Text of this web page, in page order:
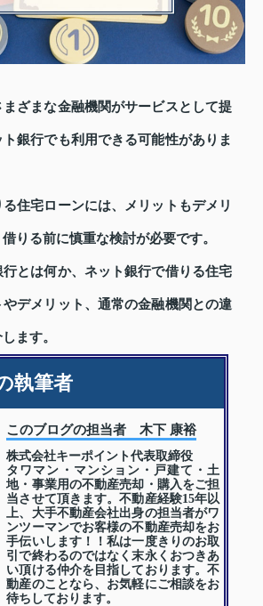
ざまな金融機関がサービスとして提
銀行でも利用できる可能性がありま
住宅ローンには、メリットもデメリ
りる前に慎重な検討が必要です。
とは何か、ネット銀行で借りる住宅
やデメリット、通常の金融機関との違
ます。
執筆者
このブログの担当者 木下 康裕
株式会社キーポイント代表取締役
タワマン・マンション・戸建て・土
地・事業用の不動産売却・購入をご担
当させて頂きます。不動産経験15年以
上、大手不動産会社出身の担当者がワ
ンツーマンでお客様の不動産売却をお
手伝いします！！私は一度きりのお取
引で終わるのではなく末永くおつきあ
い頂ける仲介を目指しております。不
動産のことなら、お気軽にご相談をお
待ちしております。